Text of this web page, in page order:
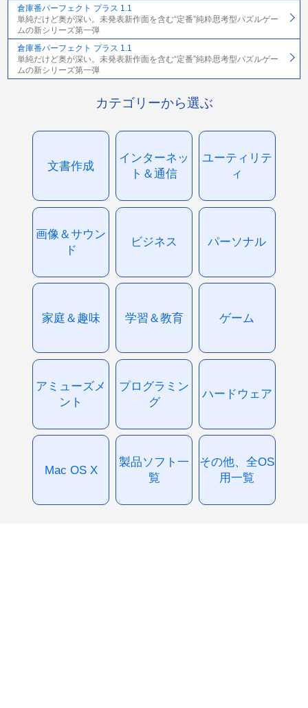
倉庫番パーフェクト プラス 1.1
単純だけど奥が深い。未発表新作面を含む“定番”純粋思考型パズルゲー
ムの新シリーズ第一弾
倉庫番パーフェクト プラス 1.1
単純だけど奥が深い。未発表新作面を含む“定番”純粋思考型パズルゲー
ムの新シリーズ第一弾
カテゴリーから選ぶ
文書作成
インターネッ
ト＆通信
ユーティリテ
ィ
画像＆サウン
ド
ビジネス パーソナル
家庭＆趣味 学習＆教育 ゲーム
アミューズメ
ント
プログラミン
グ
ハードウェア
Mac OS X
製品ソフト一
覧
その他、全OS
用一覧